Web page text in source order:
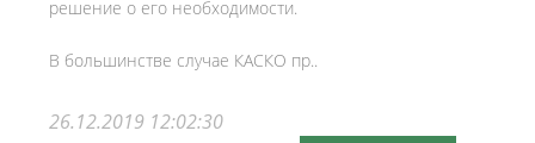
решение о его необходимости.
В большинстве случае КАСКО пр..
26.12.2019 12:02:30